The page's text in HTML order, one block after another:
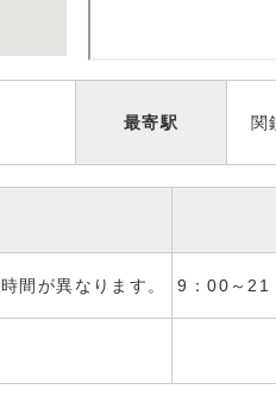
最寄駅 関
間が異なります。 9：00～21